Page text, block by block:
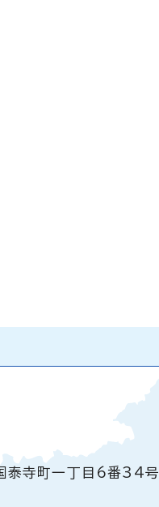
泰寺町一丁目6番34号